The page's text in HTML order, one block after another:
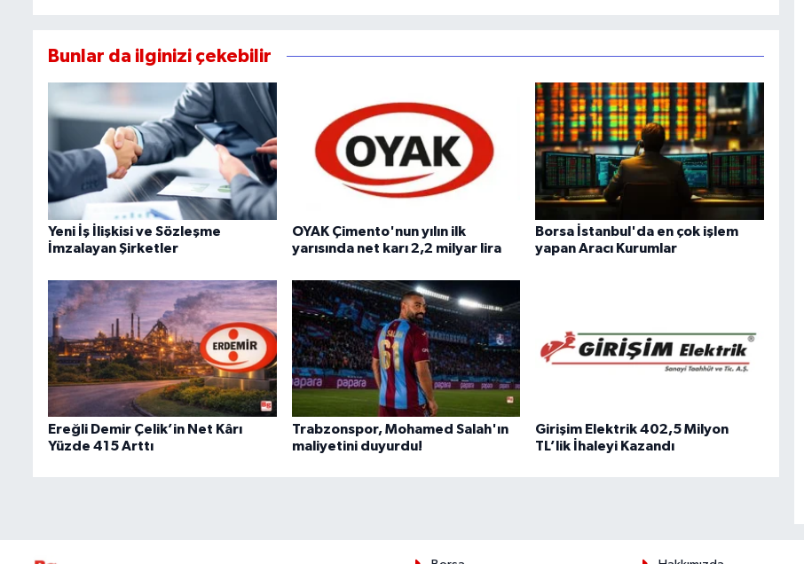
Bunlar da ilginizi çekebilir
Yeni İş İlişkisi ve Sözleşme
İmzalayan Şirketler
OYAK Çimento'nun yılın ilk
yarısında net karı 2,2 milyar lira
Borsa İstanbul'da en çok işlem
yapan Aracı Kurumlar
Ereğli Demir Çelik’in Net Kârı
Yüzde 415 Arttı
Trabzonspor, Mohamed Salah'ın
maliyetini duyurdu!
Girişim Elektrik 402,5 Milyon
TL’lik İhaleyi Kazandı